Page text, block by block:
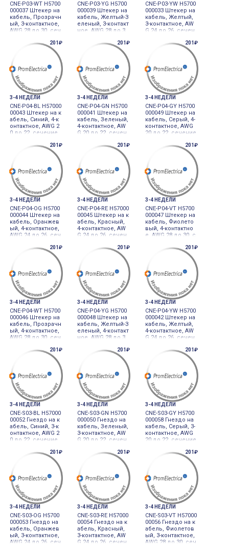
CNE-P03-WT H5700
000037 Штекер на
кабель, Прозрачн
ый, 3-контактное,
AWG 28 до 30, сеч
5 до 0.08, диамет
р 0.6 до 0.8мм PL
UG 3PIN (TRANSPA
RENT)
CNE-P03-YG H5700
000039 Штекер на
кабель, Желтый-З
еленый, 3-контакт
ное, AWG 28 до 3
да 0.05 до 0.08, ди
аметр 0.8 до 1.0м
м PLUG 3PIN (YELL
OW-GREEN)
CNE-P03-YW H5700
000033 Штекер на
кабель, Желтый,
3-контактное, AW
G 24 до 26, сечен
о 0.21, диаметр 1.
0 до 1.2мм PLUG 3
201₽
3-4 НЕДЕЛИ
CNE-P04-BL H57000
00043 Штекер на к
абель, Синий, 4-к
онтактное, AWG 2
0 до 22, сечение
0.5, диаметр 1.2 д
о 1.6мм PLUG 4PI
201₽
3-4 НЕДЕЛИ
CNE-P04-GN H5700
000041 Штекер на
кабель, Зеленый,
4-контактное, AW
G 20 до 22, сечен
о 0.5, диаметр 1.0
до 1.2мм PLUG 4P
201₽
3-4 НЕДЕЛИ
CNE-P04-GY H5700
000049 Штекер на
кабель, Серый, 4-
контактное, AWG
20 до 22, сечение
0.5, диаметр 1.6 д
о 2.0мм PLUG 4PI
201₽
3-4 НЕДЕЛИ
CNE-P04-OG H5700
000044 Штекер на
кабель, Оранжев
ый, 4-контактное,
AWG 24 до 26, сеч
3 до 0.21, диамет
р 1.2 до 1.6мм PL
UG 4PIN (ORANGE)
201₽
3-4 НЕДЕЛИ
CNE-P04-RE H57000
00045 Штекер на к
абель, Красный,
4-контактное, AW
G 24 до 26, сечен
о 0.21, диаметр 0.
8 до 1.0мм PLUG 4
201₽
3-4 НЕДЕЛИ
CNE-P04-VT H5700
000047 Штекер на
кабель, Фиолето
вый, 4-контактно
е, AWG 28 до 30, с
0.05 до 0.08, диам
етр 1.0 до 1.2мм P
LUG 4PIN (VIOLET)
201₽
3-4 НЕДЕЛИ
CNE-P04-WT H5700
000046 Штекер на
кабель, Прозрачн
ый, 4-контактное,
AWG 28 до 30, сеч
5 до 0.08, диамет
р 0.6 до 0.8мм PL
UG 4PIN (TRANSPA
RENT)
201₽
3-4 НЕДЕЛИ
CNE-P04-YG H5700
000048 Штекер на
кабель, Желтый-З
еленый, 4-контакт
ное, AWG 28 до 3
да 0.05 до 0.08, ди
аметр 0.8 до 1.0м
м PLUG 4PIN (YELL
OW-GREEN)
201₽
3-4 НЕДЕЛИ
CNE-P04-YW H5700
000042 Штекер на
кабель, Желтый,
4-контактное, AW
G 24 до 26, сечен
о 0.21, диаметр 1.
0 до 1.2мм PLUG 4
201₽
3-4 НЕДЕЛИ
CNE-S03-BL H57000
00052 Гнездо на к
абель, Синий, 3-к
онтактное, AWG 2
0 до 22, сечение
0.5, диаметр 1.2 д
о 1.6мм SOCKET 3
201₽
3-4 НЕДЕЛИ
CNE-S03-GN H5700
000050 Гнездо на
кабель, Зеленый,
3-контактное, AW
G 20 до 22, сечен
о 0.5, диаметр 1.0
до 1.2мм SOCKET
201₽
3-4 НЕДЕЛИ
CNE-S03-GY H5700
000058 Гнездо на
кабель, Серый, 3-
контактное, AWG
20 до 22, сечение
0.5, диаметр 1.6 д
о 2.0мм SOCKET 3
201₽
3-4 НЕДЕЛИ
CNE-S03-OG H5700
000053 Гнездо на
кабель, Оранжев
ый, 3-контактное,
AWG 24 до 26, сеч
201₽
3-4 НЕДЕЛИ
CNE-S03-RE H57000
00054 Гнездо на к
абель, Красный,
3-контактное, AW
G 24 до 26, сечен
201₽
3-4 НЕДЕЛИ
CNE-S03-VT H57000
00056 Гнездо на к
абель, Фиолетов
ый, 3-контактное,
AWG 28 до 30, сеч